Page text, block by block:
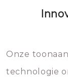
mee,
Onze
technologie